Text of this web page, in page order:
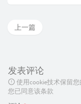
上一篇
发表评论
使用cookie技术保留
您已同意该条款